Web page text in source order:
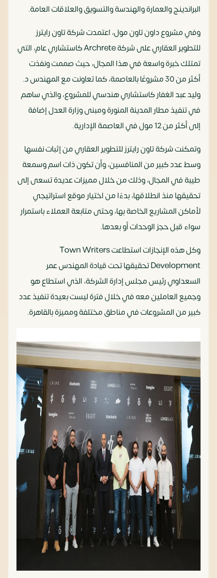
البراندينج والعمارة والهندسة والتسويق والعلاقات العامة.
وفي مشروع داون تاون مول، اعتمدت شركة تاون رايترز
للتطوير العقاري على شركة Archrete كاستشاري عام، التي
تمتلك خبرة واسعة في هذا المجال، حيث صممت ونفذت
أكثر من 30 مشروعًا بالعاصمة، كما تعاونت مع المهندس د.
وليد عبد الغفار كاستشاري هندسي للمشروع، والذي ساهم
في تنفيذ مطار المدينة المنورة ومبنى وزارة العدل إضافة
إلى أكثر من 12 مول في العاصمة الإدارية.
وتمكنت شركة تاون رايترز للتطوير العقاري من إثبات نفسها
وسط عدد كبير من المنافسين، وأن تكون ذات اسم وسمعة
طيبة في المجال، وذلك من خلال مميزات عديدة تسعى إلى
تحقيقها منذ انطلاقها، بدءًا من اختيار موقع استراتيجي
لأماكن المشاريع الخاصة بها، وحتى متابعة العملاء باستمرار
سواء قبل حجز الوحدات أو بعدها.
وكل هذه الإنجازات استطاعت Town Writers
Development تحقيقها تحت قيادة المهندس عمر
السعداوي رئيس مجلس إدارة الشركة، الذي استطاع هو
وجميع العاملين معه في خلال فترة ليست بعيدة تنفيذ عدد
كبير من المشروعات في مناطق مختلفة ومميزة بالقاهرة.